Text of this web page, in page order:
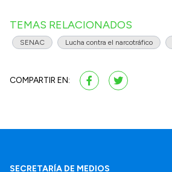
TEMAS RELACIONADOS
SENAC Lucha contra el narcotráfico
COMPARTIR EN:
SECRETARÍA DE MEDIOS